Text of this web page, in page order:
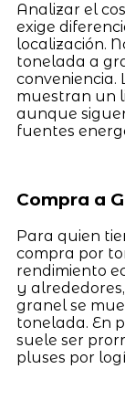
Analizar el
exige
localización.
tonelada a
conveniencia.
muestran un
aunque
fuentes
Compra a
Para quien
compra por
rendimiento
y
granel se
tonelada. En
suele ser
pluses por